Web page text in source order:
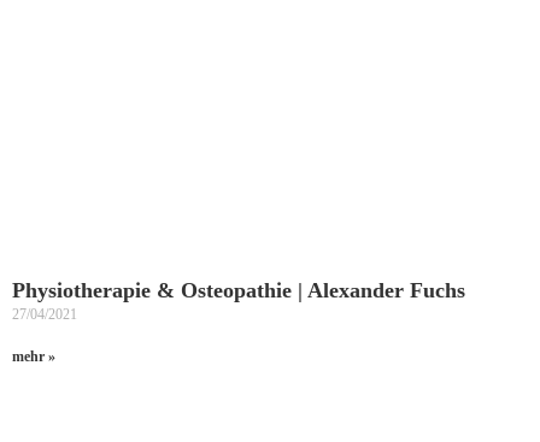
Physiotherapie & Osteopathie | Alexander Fuchs
27/04/2021
mehr »